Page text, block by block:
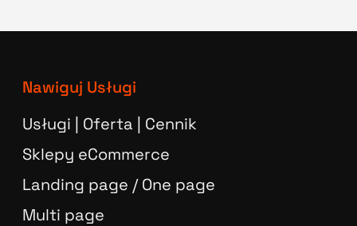
Nawiguj Usługi
Usługi | Oferta | Cennik
Sklepy eCommerce
Landing page / One page
Multi page